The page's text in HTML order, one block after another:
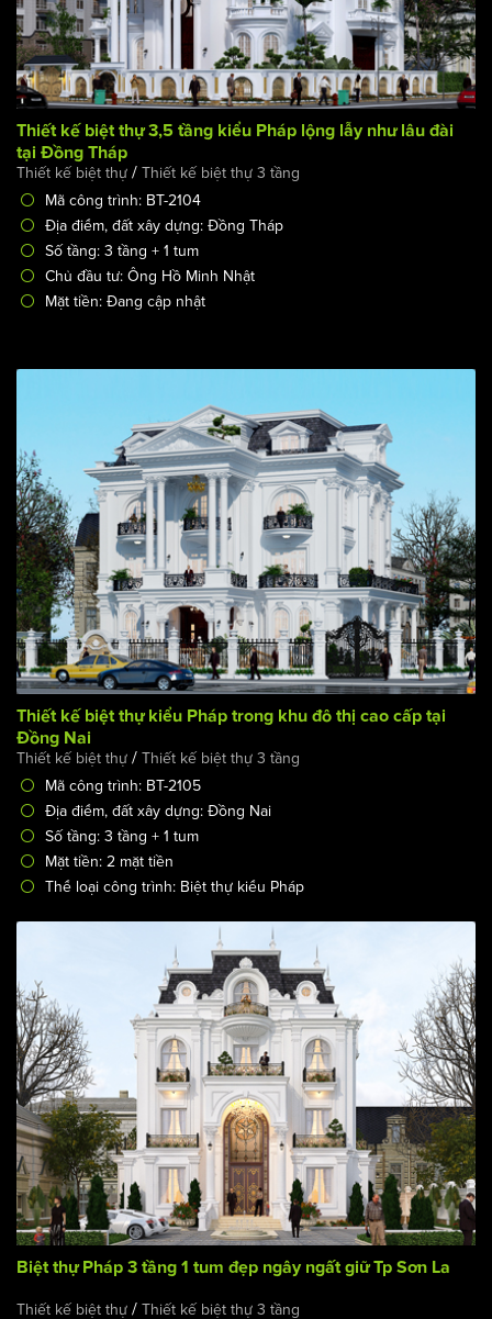
Thiết kế biệt thự 3,5 tầng kiểu Pháp lộng lẫy như lâu đài
tại Đồng Tháp
Thiết kế biệt thự / Thiết kế biệt thự 3 tầng
Mã công trình: BT-2104
Địa điểm, đất xây dựng: Đồng Tháp
Số tầng: 3 tầng + 1 tum
Chủ đầu tư: Ông Hồ Minh Nhật
Mặt tiền: Đang cập nhật
Thiết kế biệt thự kiểu Pháp trong khu đô thị cao cấp tại
Đồng Nai
Thiết kế biệt thự / Thiết kế biệt thự 3 tầng
Mã công trình: BT-2105
Địa điểm, đất xây dựng: Đồng Nai
Số tầng: 3 tầng + 1 tum
Mặt tiền: 2 mặt tiền
Thể loại công trình: Biệt thự kiểu Pháp
Biệt thự Pháp 3 tầng 1 tum đẹp ngây ngất giữ Tp Sơn La
Thiết kế biệt thự / Thiết kế biệt thự 3 tầng